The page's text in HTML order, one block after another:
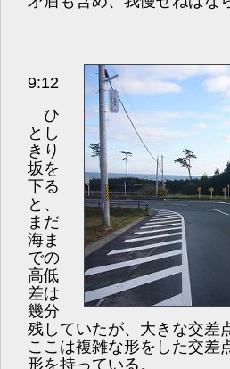
9:12
ひ
とし
きり
坂を
下る
と、
まだ
海ま
での
高低
差は
幾分
残していたが、大きな交差
ここは複雑な形をした交差
形を持っている。